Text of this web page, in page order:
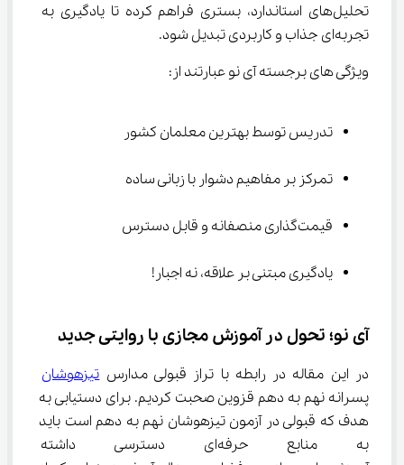
تحلیل‌های استاندارد، بستری فراهم کرده تا یادگیری به
تجربه‌ای جذاب و کاربردی تبدیل شود.
ویژگی های برجسته آی‌ نو عبارتند از:
تدریس توسط بهترین معلمان کشور
تمرکز بر مفاهیم دشوار با زبانی ساده
قیمت‌گذاری منصفانه و قابل دسترس
یادگیری مبتنی بر علاقه، نه اجبار!
آی‌ نو؛ تحول در آموزش مجازی با روایتی جدید
در این مقاله در رابطه با تراز قبولی مدارس تیزهوشان
پسرانه نهم به دهم قزوین صحبت کردیم. برای دستیابی به
هدف که قبولی در آزمون تیزهوشان نهم به دهم است باید
به منابع حرفه‌ای دسترسی